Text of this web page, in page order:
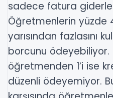
sadece fatura
Öğretmenlerin yüzde
yarısından fazlasını
borcunu ödeyebiliyor.
öğretmenden 1’i ise
düzenli ödeyemiyor.